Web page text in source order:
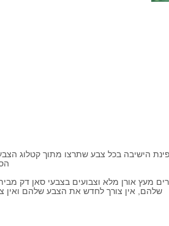
הישיבה בכל צבע שתרצו מתוך קטלוג
שלהם, אין צורך לחדש את הצבע שלהם ואין